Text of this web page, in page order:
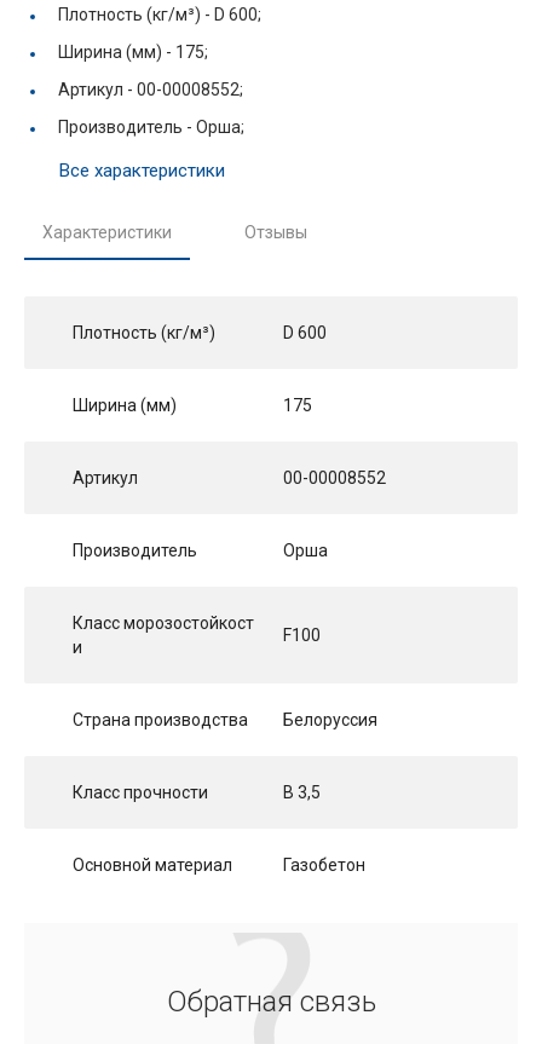
Плотность (кг/м³) - D 600;
Ширина (мм) - 175;
Артикул - 00-00008552;
Производитель - Орша;
Все характеристики
Характеристики Отзывы
Плотность (кг/м³) D 600
Ширина (мм) 175
Артикул 00-00008552
Производитель Орша
Класс морозостойкост
и
F100
Страна производства Белоруссия
Класс прочности B 3,5
Основной материал Газобетон
Обратная связь